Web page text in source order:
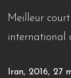
Meilleur
international
Iran, 2016, 27